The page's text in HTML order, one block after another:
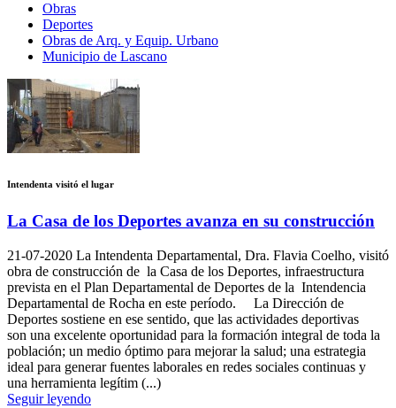
Obras
Deportes
Obras de Arq. y Equip. Urbano
Municipio de Lascano
Intendenta visitó el lugar
La Casa de los Deportes avanza en su construcción
21-07-2020 La Intendenta Departamental, Dra. Flavia Coelho, visitó
obra de construcción de la Casa de los Deportes, infraestructura
prevista en el Plan Departamental de Deportes de la Intendencia
Departamental de Rocha en este período. La Dirección de
Deportes sostiene en ese sentido, que las actividades deportivas
son una excelente oportunidad para la formación integral de toda la
población; un medio óptimo para mejorar la salud; una estrategia
ideal para generar fuentes laborales en redes sociales continuas y
una herramienta legítim (...)
Seguir leyendo